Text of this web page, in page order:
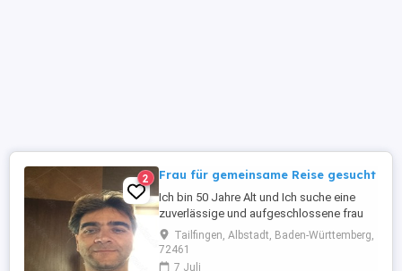
2 Frau für gemeinsame Reise gesucht
Ich bin 50 Jahre Alt und Ich suche eine
zuverlässige und aufgeschlossene frau
für eine gemeinsame Reise. Geplant ist
eine entspannte und angenehme zeit mit
gegenseitigen Respekt und guter
Tailfingen, Albstadt, Baden-Württemberg,
72461
7 Juli